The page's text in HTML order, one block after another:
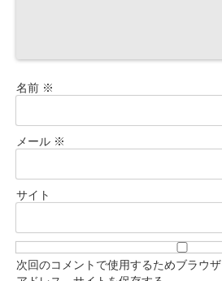
名前 ※
メール ※
サイト
次回のコメントで使用するためブラウ